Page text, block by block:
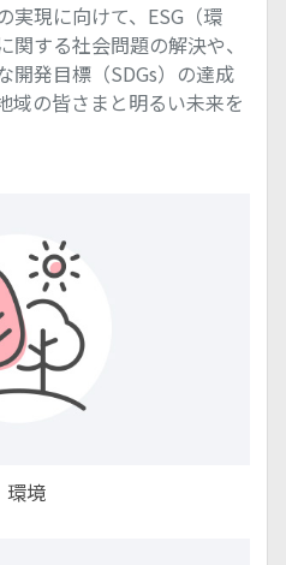
実現に向けて、ESG（環
する社会問題の解決や、
開発目標（SDGs）の達成
域の皆さまと明るい未来を
環境